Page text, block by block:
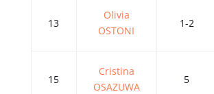
13
Olivia
OSTONI
1-2
15
Cristina
OSAZUWA
5